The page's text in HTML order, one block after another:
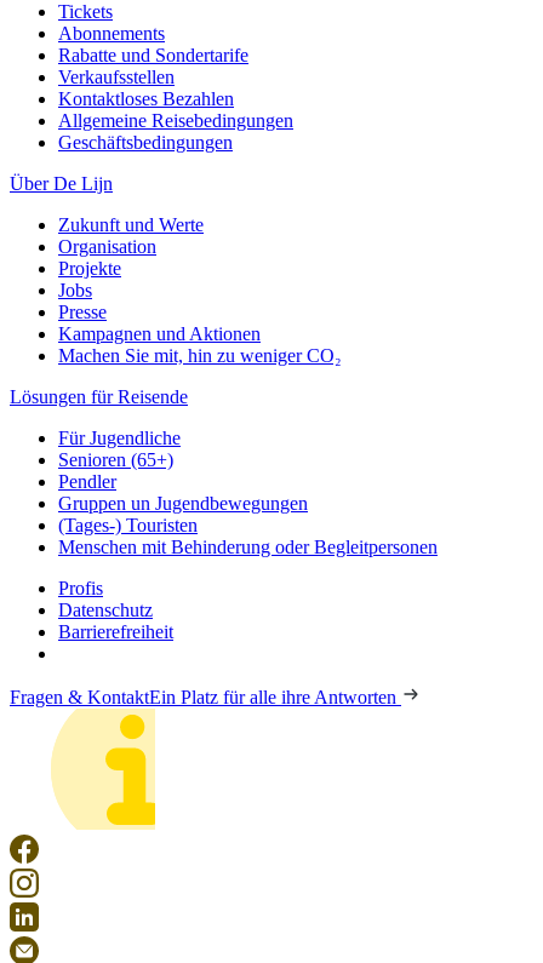
Tickets
Abonnements
Rabatte und Sondertarife
Verkaufsstellen
Kontaktloses Bezahlen
Allgemeine Reisebedingungen
Geschäftsbedingungen
Über De Lijn
Zukunft und Werte
Organisation
Projekte
Jobs
Presse
Kampagnen und Aktionen
Machen Sie mit, hin zu weniger CO₂
Lösungen für Reisende
Für Jugendliche
Senioren (65+)
Pendler
Gruppen un Jugendbewegungen
(Tages-) Touristen
Menschen mit Behinderung oder Begleitpersonen
Profis
Datenschutz
Barrierefreiheit
Fragen & KontaktEin Platz für alle ihre Antworten